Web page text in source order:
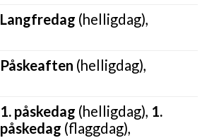
Langfredag (helligdag),
Påskeaften (helligdag),
1. påskedag (helligdag), 1.
påskedag (flaggdag),